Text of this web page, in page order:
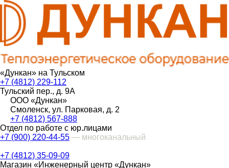
«Дункан» на Тульском
+7 (4812) 229-112
Тульский пер., д. 9А
ООО «Дункан»
Смоленск, ул. Парковая, д. 2
+7 (4812) 567-888
Отдел по работе с юр.лицами
+7 (900) 220-44-55 — многоканальный
+7 (4812) 35-09-09
Магазин «Инженерный центр «Дункан»